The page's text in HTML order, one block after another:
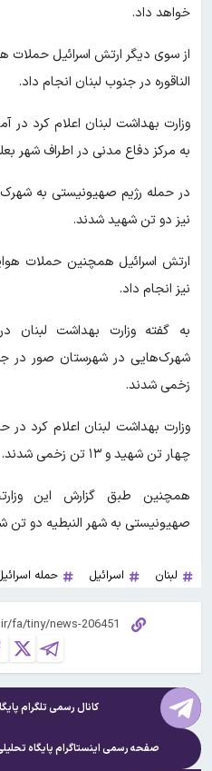
خواهد داد.
از سوی دیگر ارتش اسرائیل حملات
الناقوره در جنوب لبنان انجام داد.
وزارت بهداشت لبنان اعلام کرد در
به مرکز دفاع مدنی در اطراف شهر بعلبک ۱۲ تن شهید
در حمله رژیم صهیونیستی به
نیز دو تن شهید شدند.
ارتش اسرائیل همچنین حملات
نیز انجام داد.
به گفته وزارت بهداشت لبنان
زخمی شدند.
وزارت بهداشت لبنان اعلام کرد در
چهار تن شهید و ۱۳ تن زخمی شدند.
همچنین طبق گزارش این
صهیونیستی به شهر النبطیه دو تن شهید و ۳۰ تن
لبنان اسرائیل حمله
کانال رسمی تلگرام
صفحه رسمی اینستاگرام پایگاه